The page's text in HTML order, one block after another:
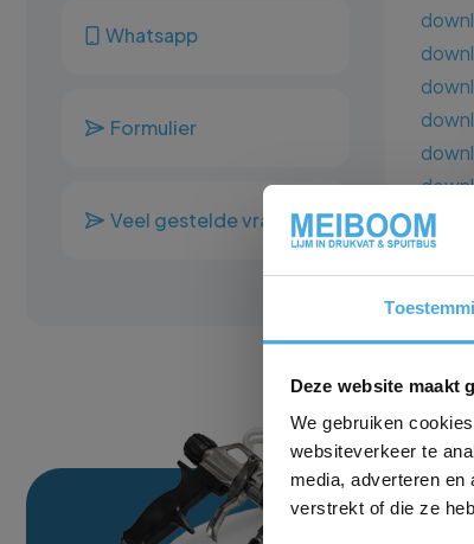
Deze website maakt
We gebruiken
websiteverkeer te
media, adverteren
verstrekt of die ze
Whatsapp
Formulier
Veel gestelde vragen